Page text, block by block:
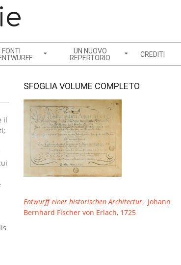
FONTI
UN NUOVO
REPERTORIO
CREDITI
il
SFOGLIA VOLUME COMPLETO
Entwurff einer historischen Architectur, Johann
Bernhard Fischer von Erlach, 1725